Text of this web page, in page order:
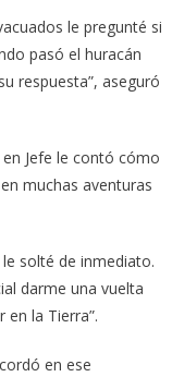
le pregunté si
pasó el huracán
respuesta”, aseguró
Jefe le contó cómo
muchas aventuras
solté de inmediato.
darme una vuelta
la Tierra”.
en ese